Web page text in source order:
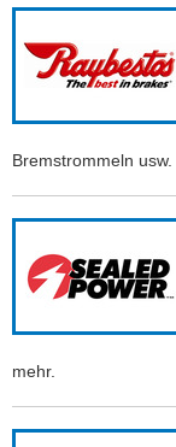
Bremstrommeln usw.
mehr.